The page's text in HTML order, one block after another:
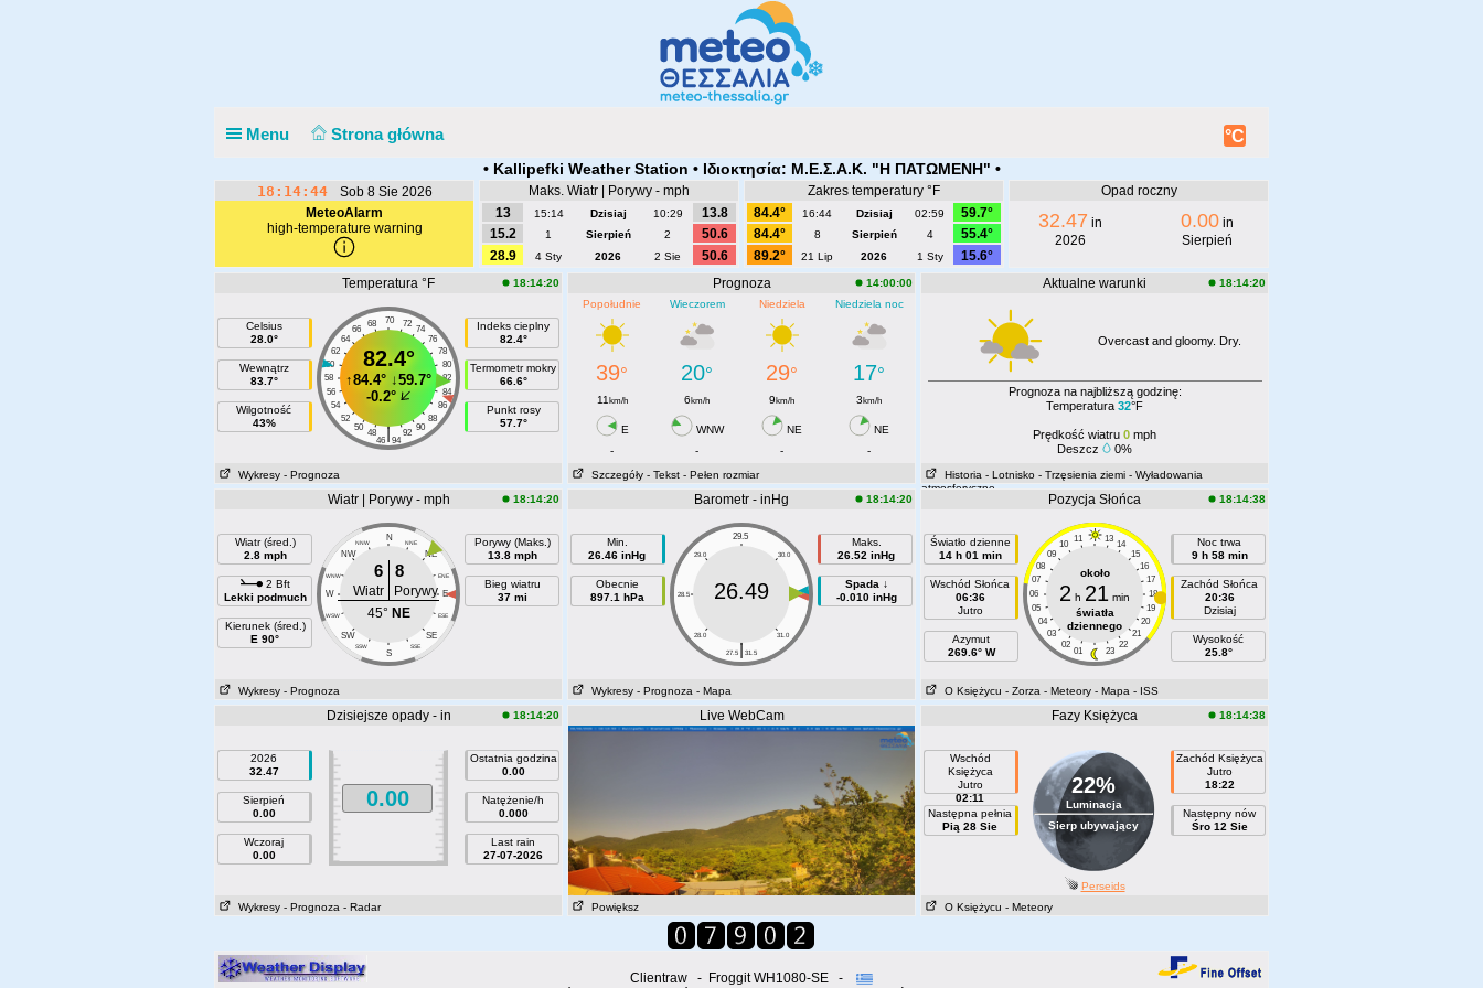
Menu Strona główna °C
• Kallipefki Weather Station • Ιδιοκτησία: Μ.Ε.Σ.Α.Κ. "Η ΠΑΤΩΜΕΝΗ" •
18:14:44
Sob 8 Sie 2026
MeteoAlarm
high-temperature warning
Maks. Wiatr | Porywy - mph
13
15:14 Dzisiaj 10:29
13.8
15.2
1 Sierpień 2
50.6
28.9
4 Sty 2026 2 Sie 50.6
Zakres temperatury °F
84.4°
16:44 Dzisiaj 02:59
59.7°
84.4°
8 Sierpień 4
55.4°
89.2°
21 Lip 2026 1 Sty 15.6°
Opad roczny
32.47 in
2026
0.00in
Sierpień
Temperatura °F 18:14:20
Celsius
28.0°
Wewnątrz
83.7°
Wilgotność
43%
70
68 72
66
74
64
76
62
78
60
80
58
82
56
84
54
86
52
88
50
90
48 92
|
46 94
82.4°
↑84.4° ↓59.7°
-0.2°
Indeks cieplny
82.4°
Termometr mokry
66.6°
Punkt rosy
57.7°
Wykresy - Prognoza
Prognoza
14:00:00
Popołudnie
Wieczorem Niedziela Niedziela noc
39° 20° 29° 17°
11 km/h 6km/h 9km/h 3km/h
E WNW NE
NE
-
- -
-
Szczegóły - Tekst - Pełen rozmiar
Aktualne warunki 18:14:20
Overcast and gloomy. Dry.
Prognoza na najbliższą godzinę:
Temperatura 32°F
Prędkość wiatru 0 mph
Deszcz
0%
Historia - Lotnisko - Trzęsienia ziemi - Wyładowania
atmosferyczne
Wiatr | Porywy - mph 18:14:20
Wiatr (śred.)
2.8 mph
2 Bft
Lekki podmuch
Kierunek (śred.)
E 90°
N
NNW NNE
NW NE
WNW ENE
W E
WSW ESE
SW SE
SSW SSE
S
6 8
Wiatr
Porywy
45° NE
Porywy (Maks.)
13.8 mph
Bieg wiatru
37 mi
Wykresy - Prognoza
Barometr - inHg 18:14:20
Min.
26.46 inHg
Obecnie
897.1 hPa
29.5
29.0 30.0
28.5 30.5
28.0 31.0
|
27.5 31.5
26.49
Maks.
26.52 inHg
Spada ↓
-0.010 inHg
Wykresy - Prognoza - Mapa
Pozycja Słońca 18:14:38
Światło dzienne
14 h 01 min
Wschód Słońca
06:36
Jutro
Azymut
269.6° W
11 13
10
14
09
15
08
16
07
17
06
18
05
19
04
20
03
21
02
22
01 23
około
2 h 21 min
światła
dziennego
Noc trwa
9 h 58 min
Zachód Słońca
20:36
Dzisiaj
Wysokość
25.8°
O Księżycu - Zorza - Meteory - Mapa - ISS
Dzisiejsze opady - in 18:14:20
2026
32.47
Sierpień
0.00
Wczoraj
0.00
0.00
Ostatnia godzina
0.00
Natężenie/h
0.000
Last rain
27-07-2026
Wykresy - Prognoza - Radar
Live WebCam
Powiększ
Fazy Księżyca 18:14:38
Wschód
Księżyca
Jutro
02:11
Następna pełnia
Pią 28 Sie
22%
Luminacja
Sierp ubywający
Zachód Księżyca
Jutro
18:22
Następny nów
Śro 12 Sie
Perseids
O Księżycu - Meteory
Clientraw - Froggit WH1080-SE -